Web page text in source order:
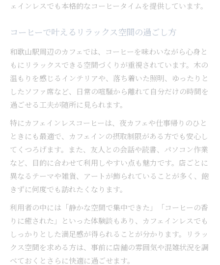
コーヒーの種類ごとのカフェイン量を知ろう
自分に合ったコーヒーメニューの選び方解説
ェインレスでも本格的なコーヒータイムを提供しています。
コーヒーで叶えるリラックス空間の過ごし方
和歌山駅周辺のカフェでは、コーヒーを味わいながら心身と
もにリラックスできる空間づくりが重視されています。木の
温もりを感じるインテリアや、落ち着いた照明、ゆったりと
したソファ席など、日常の喧騒から離れて自分だけの時間を
過ごせる工夫が随所に見られます。
特にカフェインレスコーヒーは、夜カフェや仕事帰りのひと
ときにも最適で、カフェインの摂取制限がある方でも安心し
てくつろげます。また、友人との会話や読書、パソコン作業
など、目的に合わせて利用しやすい点も魅力です。店ごとに
異なるテーマや雑貨、アートが飾られていることが多く、飽
きずに何度でも訪れたくなります。
利用者の中には「静かな空間で集中できた」「コーヒーの香
りに癒された」といった体験談もあり、カフェインレスでも
しっかりとした満足感が得られることが分かります。リラッ
クス空間を求める方は、事前に店舗の雰囲気や混雑状況を調
べておくとさらに快適に過ごせます。